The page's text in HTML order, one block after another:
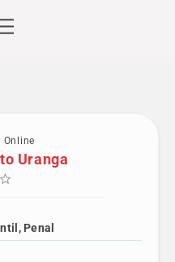
Online
Uranga
Penal